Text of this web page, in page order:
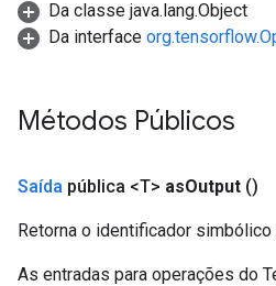
Da classe java.lang.Object
Da interface
Métodos Públicos
Saída pública <T> asOutput ()
Retorna o identificador simbólico
As entradas para operações do